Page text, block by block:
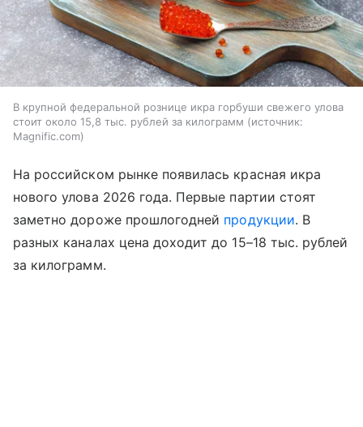
В крупной федеральной рознице икра горбуши свежего улова
стоит около 15,8 тыс. рублей за килограмм
источник:
Magnific.com
На российском рынке появилась красная икра
нового улова 2026 года. Первые партии стоят
заметно дороже прошлогодней продукции. В
разных каналах цена доходит до 15–18 тыс. рублей
за килограмм.